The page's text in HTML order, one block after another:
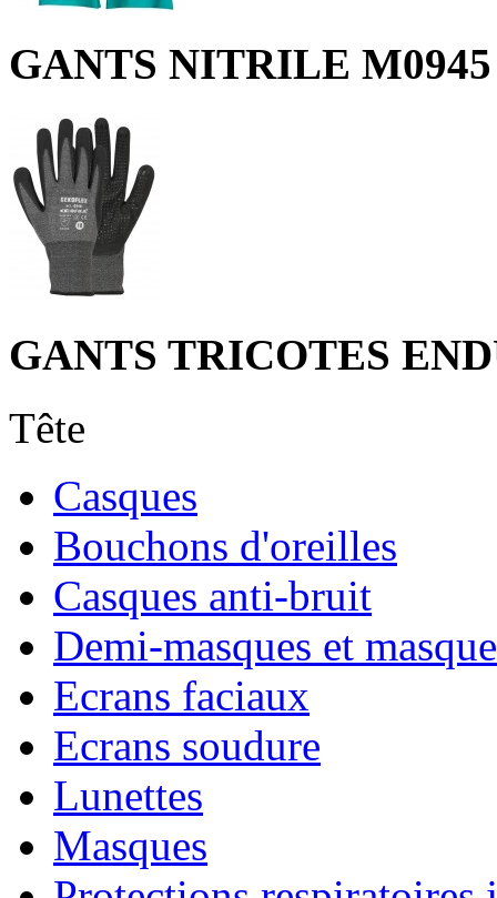
GANTS NITRILE M0945
GANTS TRICOTES
Tête
Casques
Bouchons d'oreilles
Casques anti-bruit
Demi-masques et
Ecrans faciaux
Ecrans soudure
Lunettes
Masques